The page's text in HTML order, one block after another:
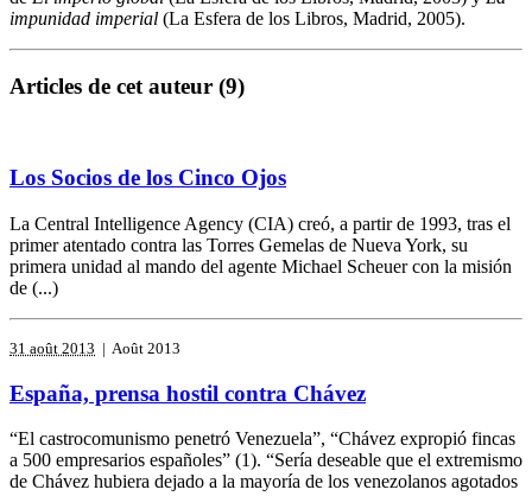
impunidad imperial (La Esfera de los Libros, Madrid, 2005).
Articles de cet auteur (9)
Los Socios de los Cinco Ojos
La Central Intelligence Agency (CIA) creó, a partir de 1993, tras el
primer atentado contra las Torres Gemelas de Nueva York, su
primera unidad al mando del agente Michael Scheuer con la misión
de (...)
31 août 2013 | Août 2013
España, prensa hostil contra Chávez
“El castrocomunismo penetró Venezuela”, “Chávez expropió fincas
a 500 empresarios españoles” (1). “Sería deseable que el extremismo
de Chávez hubiera dejado a la mayoría de los venezolanos agotados